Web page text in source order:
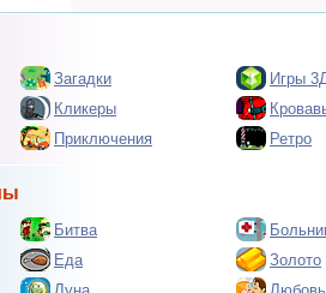
Загадки Игры
Кликеры
Приключения Ретро
Битва
Еда Золото